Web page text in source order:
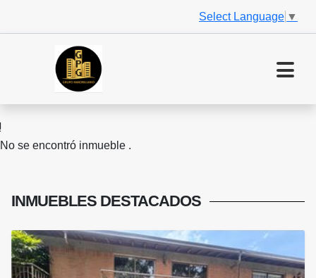
Select Language ▼
No se encontró inmueble .
INMUEBLES DESTACADOS